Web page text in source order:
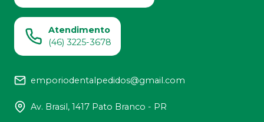
Atendimento
(46) 3225-3678
emporiodentalpedidos@gmail.com
Av. Brasil, 1417 Pato Branco - PR